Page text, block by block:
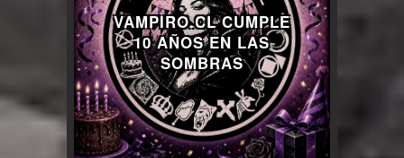
VAMPIRO.CL CUMPLE
10 AÑOS EN LAS
SOMBRAS